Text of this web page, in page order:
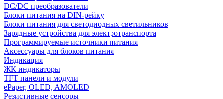
DC/DC преобразователи
Блоки питания на DIN-рейку
Блоки питания для светодиодных светильников
Зарядные устройства для электротранспорта
Программируемые источники питания
Аксессуары для блоков питания
Индикация
ЖК индикаторы
TFT панели и модули
ePaper, OLED, AMOLED
Резистивные сенсоры